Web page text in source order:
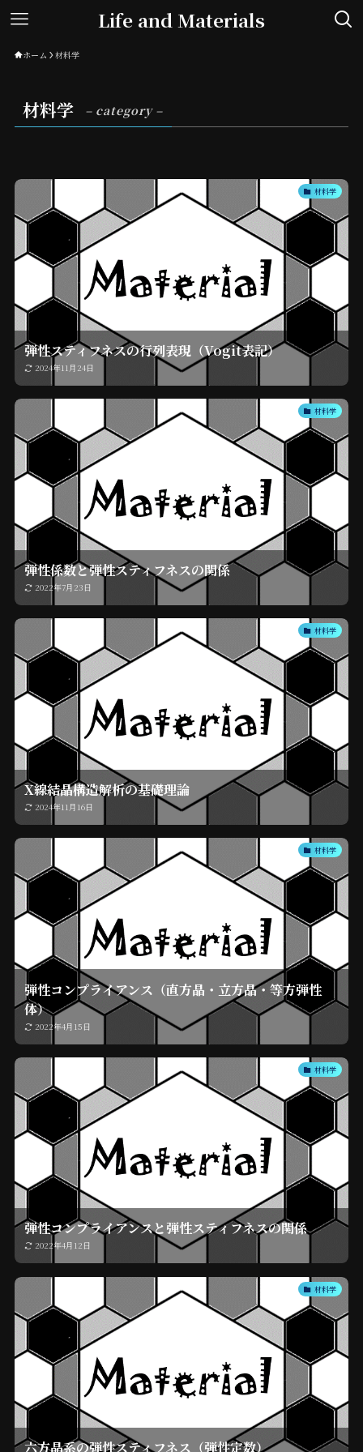
Life and Materials
ホーム 材料学
材料学 – category –
材料学
弾性スティフネスの行列表現（Vogit表記）
2024年11月24日
材料学
弾性係数と弾性スティフネスの関係
2022年7月23日
材料学
X線結晶構造解析の基礎理論
2024年11月16日
材料学
弾性コンプライアンス（直方晶・立方晶・等方弾性
体）
2022年4月15日
材料学
弾性コンプライアンスと弾性スティフネスの関係
2022年4月12日
材料学
六方晶系の弾性スティフネス（弾性定数）